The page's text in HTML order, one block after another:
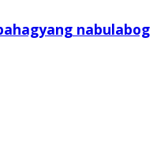
nabulabog